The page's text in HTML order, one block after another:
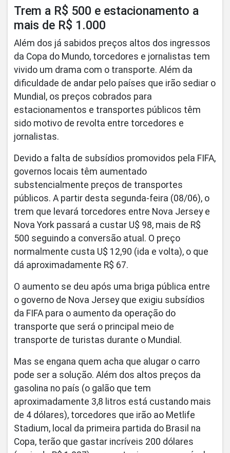
Trem a R$ 500 e estacionamento a
mais de R$ 1.000
Além dos já sabidos preços altos dos ingressos
da Copa do Mundo, torcedores e jornalistas tem
vivido um drama com o transporte. Além da
dificuldade de andar pelo países que irão sediar o
Mundial, os preços cobrados para
estacionamentos e transportes públicos têm
sido motivo de revolta entre torcedores e
jornalistas.
Devido a falta de subsídios promovidos pela FIFA,
governos locais têm aumentado
substencialmente preços de transportes
públicos. A partir desta segunda-feira (08/06), o
trem que levará torcedores entre Nova Jersey e
Nova York passará a custar U$ 98, mais de R$
500 seguindo a conversão atual. O preço
normalmente custa U$ 12,90 (ida e volta), o que
dá aproximadamente R$ 67.
O aumento se deu após uma briga pública entre
o governo de Nova Jersey que exigiu subsídios
da FIFA para o aumento da operação do
transporte que será o principal meio de
transporte de turistas durante o Mundial.
Mas se engana quem acha que alugar o carro
pode ser a solução. Além dos altos preços da
gasolina no país (o galão que tem
aproximadamente 3,8 litros está custando mais
de 4 dólares), torcedores que irão ao Metlife
Stadium, local da primeira partida do Brasil na
Copa, terão que gastar incríveis 200 dólares